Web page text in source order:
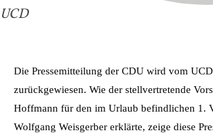
UCD
Die Pressemitteilung der CDU wird vom
zurückgewiesen. Wie der stellvertretende
Hoffmann für den im Urlaub befindlichen 1.
Wolfgang Weisgerber erklärte, zeige diese